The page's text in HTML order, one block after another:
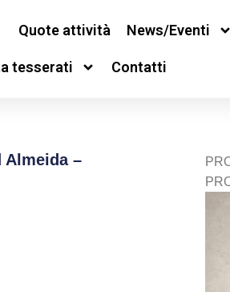
Quote attività News/Eventi
tesserati Contatti
Almeida –